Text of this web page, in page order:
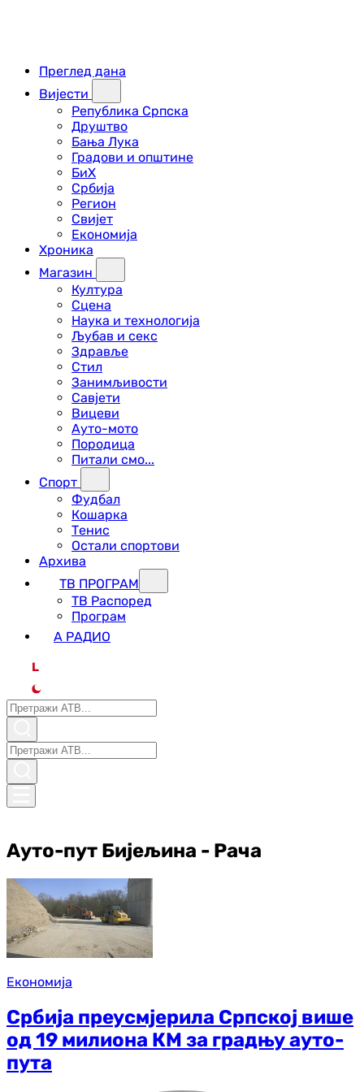
Преглед дана
Вијести
Република Српска
Друштво
Бања Лука
Градови и општине
БиХ
Србија
Регион
Свијет
Економија
Хроника
Магазин
Култура
Сцена
Наука и технологија
Љубав и секс
Здравље
Стил
Занимљивости
Савјети
Вицеви
Ауто-мото
Породица
Питали смо...
Спорт
Фудбал
Кошарка
Тенис
Остали спортови
Архива
ТВ ПРОГРАМ
ТВ Распоред
Програм
А РАДИО
L
Ауто-пут Бијељина - Рача
Економија
Србија преусмјерила Српској више
од 19 милиона КМ за градњу ауто-
пута